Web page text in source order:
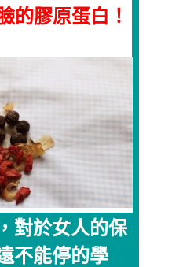
的膠原蛋白！
對於女人的保
不能停的學